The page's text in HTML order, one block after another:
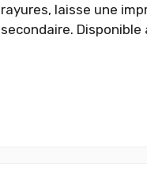
rayures, laisse une
secondaire. Disponible